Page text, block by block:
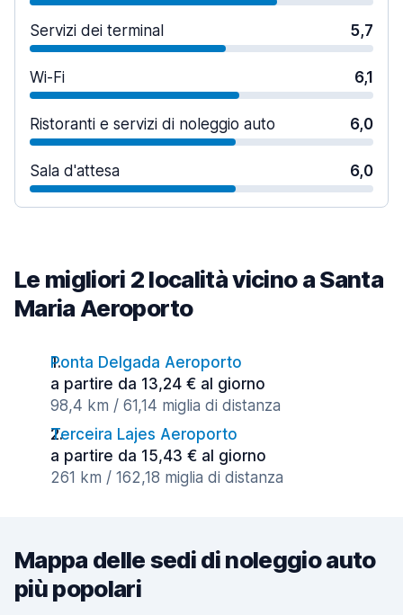
Servizi dei terminal 5,7
Wi-Fi 6,1
Ristoranti e servizi di noleggio auto 6,0
Sala d'attesa 6,0
Le migliori 2 località vicino a Santa
Maria Aeroporto
Ponta Delgada Aeroporto
a partire da 13,24 € al giorno
98,4 km / 61,14 miglia di distanza
Terceira Lajes Aeroporto
a partire da 15,43 € al giorno
261 km / 162,18 miglia di distanza
Mappa delle sedi di noleggio auto
più popolari